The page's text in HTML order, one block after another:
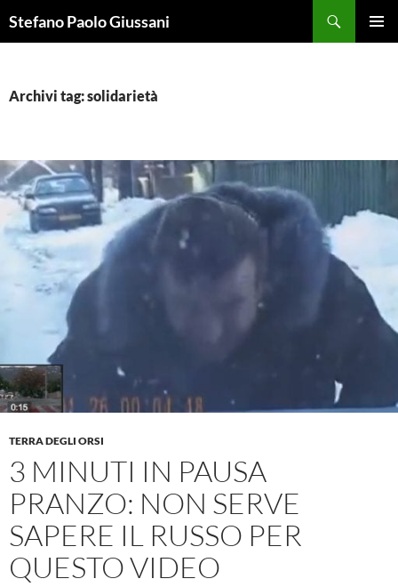
alStefano Paolo Giussani
Archivi tag: solidarietà
TERRA DEGLI ORSI
3 MINUTI IN PAUSA
PRANZO: NON SERVE
SAPERE IL RUSSO PER
QUESTO VIDEO